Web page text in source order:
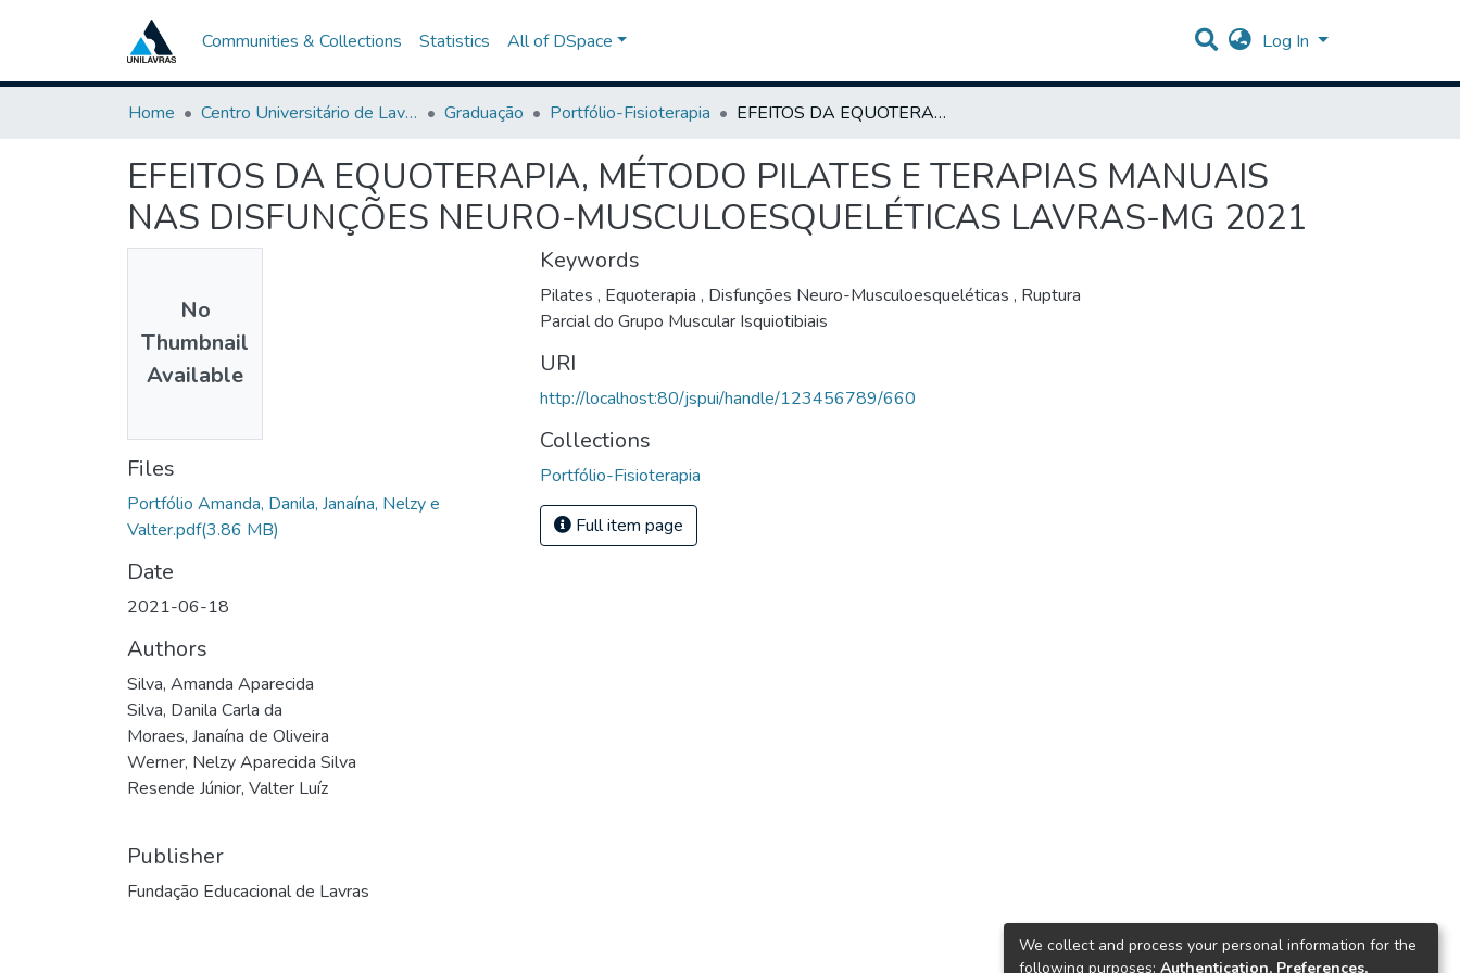
Communities & Collections Statistics All of DSpace Log In
Home Centro Universitário de Lavras-UNILAVRAS Graduação Portfólio-Fisioterapia EFEITOS DA EQUOTERAPIA, MÉTODO PILATES E TERAPIAS MANUAIS NAS DISFUNÇÕES NEURO-MUSCULOESQUELÉTICAS LAVRAS-MG 2021
EFEITOS DA EQUOTERAPIA, MÉTODO PILATES E TERAPIAS MANUAIS
NAS DISFUNÇÕES NEURO-MUSCULOESQUELÉTICAS LAVRAS-MG 2021
No
Thumbnail
Available
Files
Portfólio Amanda, Danila, Janaína, Nelzy e
Valter.pdf(3.86 MB)
Date
2021-06-18
Authors
Silva, Amanda Aparecida
Silva, Danila Carla da
Moraes, Janaína de Oliveira
Werner, Nelzy Aparecida Silva
Resende Júnior, Valter Luíz
Publisher
Fundação Educacional de Lavras
Keywords
Pilates , Equoterapia , Disfunções Neuro-Musculoesqueléticas , Ruptura
Parcial do Grupo Muscular Isquiotibiais
URI
http://localhost:80/jspui/handle/123456789/660
Collections
Portfólio-Fisioterapia
Full item page
We collect and process your personal information for the
following purposes: Authentication, Preferences,